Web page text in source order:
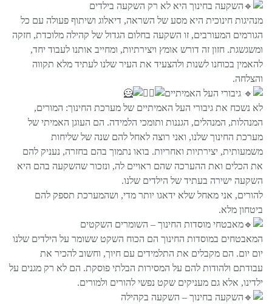
השקעה בחינוך היא לא רק השקעה בילדים
מנהיגות חינוכית היא מסע של השראה, דיאלוג ושיתוף פעולה עם כל
הגורמים המעורבים, זו השקעה בחלום הגדול של קהילה מלוכדת, חזקה
ומשגשגת. חזון זה דורש אומץ ויצירתיות, ומחייב אותנו לעבוד יחד,
להאמין בכוחנו לשנות ולהצעיד את העיר שלנו לעתיד מלא תקווה
והצלחה.
גיבורי העל האמיתיים
לא נשכח את גיבורי העל האמיתיים של מערכת החינוך: המורים,
המנהלות, המנהלים, הגננות ותומכי הלמידה. הם העוגן האמיתי של
מערכת החינוך שלנו, ואני רוצה לאחל להם שנה של שליחות
משמעותית, יצירתיות ואחריות. בואו נתמוך בהם בחזרה, נעניק להם
את הכלים ואת ההערכה שהם ראויים לה, ונזכור שהשקעה בהם היא
השקעה ישירה בעתיד של הילדים שלנו.
להורים, אני מאחל שלא ידאגו יותר מדי, ושהמערכת תספק להם
ביטחון מלא.
מאבטחי מוסדות החינוך – השומרים השקטים
המאבטחים במוסדות החינוך הם הכוח השקט ששומר על הילדים שלנו
יום יום. הם מקבלים את התלמידים עם חיוך, וחשוב להכיר את
עבודתם ולהודות להם על המסירות הבלתי פוסקת. הם לא רק מגנים על
ילדינו, אלא גם מעניקים שקט נפשי להורים ולמורים.
השקעה בחינוך – השקעה בקהילה